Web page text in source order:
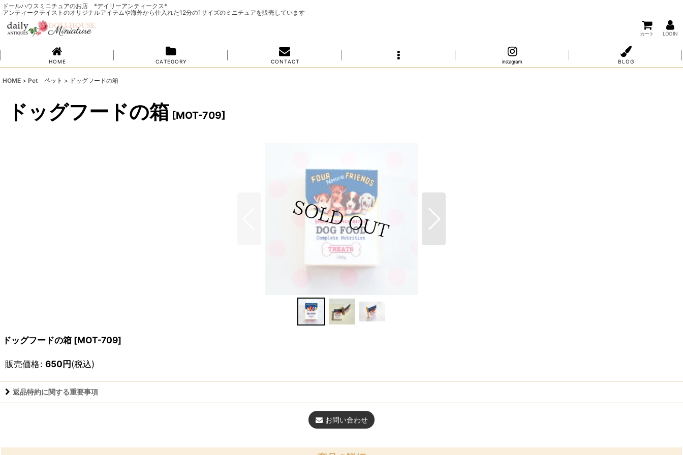
ドールハウスミニチュアのお店 *デイリーアンティークス*
アンティークテイストのオリジナルアイテムや海外から仕入れた12分の1サイズのミニチュアを販売しています
カート LOG IN
H O M E C A T E G O R Y C O N T A C T instagram B L O G
HOME > Pet ペット > ドッグフードの箱
ドッグフードの箱 [MOT-709]
ドッグフードの箱 [MOT-709]
販売価格: 650円(税込)
返品特約に関する重要事項
お問い合わせ